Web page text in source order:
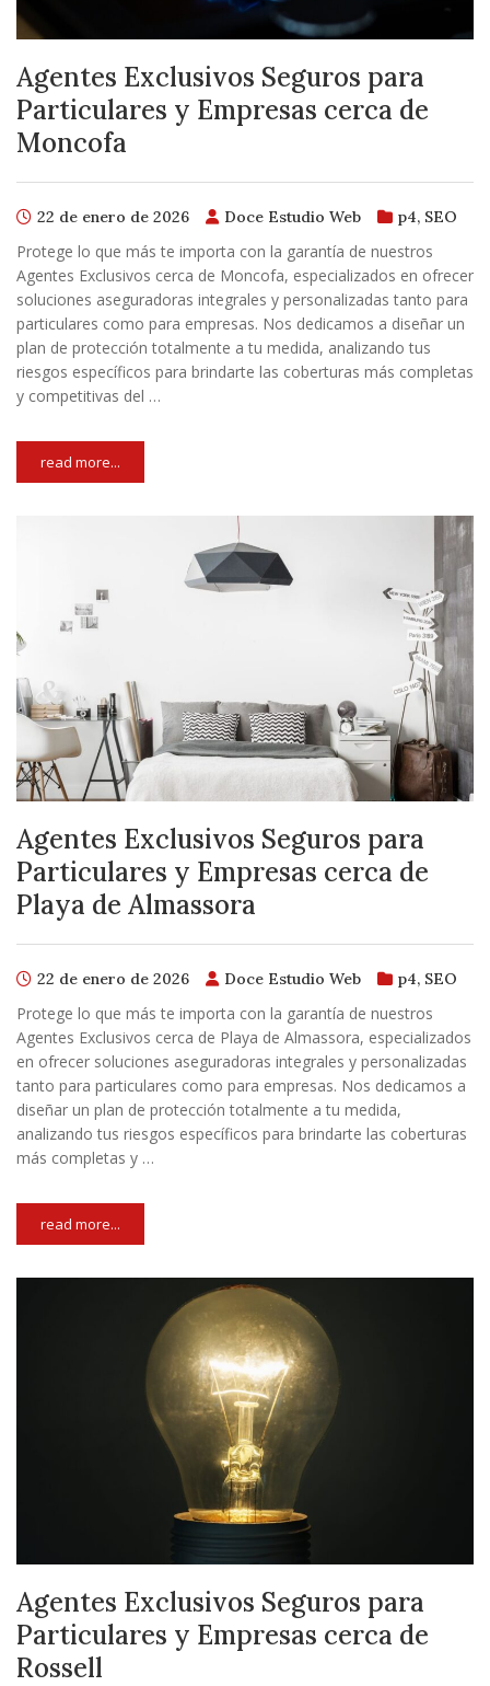
Agentes Exclusivos Seguros para
Particulares y Empresas cerca de
Moncofa
22 de enero de 2026 Doce Estudio Web p4, SEO
Protege lo que más te importa con la garantía de nuestros
Agentes Exclusivos cerca de Moncofa, especializados en ofrecer
soluciones aseguradoras integrales y personalizadas tanto para
particulares como para empresas. Nos dedicamos a diseñar un
plan de protección totalmente a tu medida, analizando tus
riesgos específicos para brindarte las coberturas más completas
y competitivas del …
read more...
Agentes Exclusivos Seguros para
Particulares y Empresas cerca de
Playa de Almassora
22 de enero de 2026 Doce Estudio Web p4, SEO
Protege lo que más te importa con la garantía de nuestros
Agentes Exclusivos cerca de Playa de Almassora, especializados
en ofrecer soluciones aseguradoras integrales y personalizadas
tanto para particulares como para empresas. Nos dedicamos a
diseñar un plan de protección totalmente a tu medida,
analizando tus riesgos específicos para brindarte las coberturas
más completas y …
read more...
Agentes Exclusivos Seguros para
Particulares y Empresas cerca de
Rossell